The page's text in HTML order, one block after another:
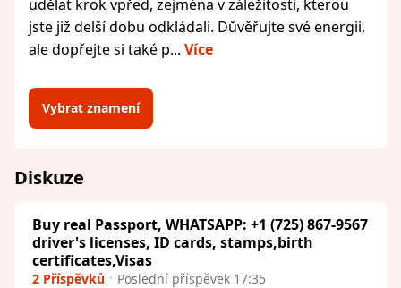
udělat krok vpřed, zejména v záležitosti, kterou
jste již delší dobu odkládali. Důvěřujte své energii,
ale dopřejte si také p... Více
Vybrat znamení
Diskuze
Buy real Passport, WHATSAPP: +1 (725) 867-9567
driver's licenses, ID cards, stamps,birth
certificates,Visas
2 Příspěvků Poslední příspěvek 17:35